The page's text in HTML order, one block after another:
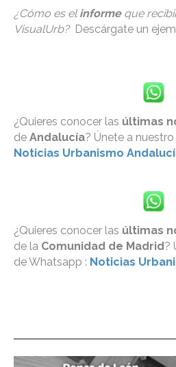
¿Cómo es el informe que
VisualUrb?Descárgate un
¿Quieres conocer las últimas
de Andalucía? Únete a
Noticias Urbanismo
¿Quieres conocer las últimas
de la Comunidad de Madrid?
de Whatsapp : Noticias